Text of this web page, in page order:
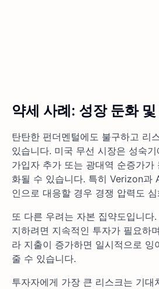
약세 사례: 성장 둔화 및
탄탄한 펀더멘털에도 불구하고 리
있습니다. 미국 무선 시장은 성숙
가입자 추가 또는 광대역 순증가가
화될 수 있습니다. 특히 Verizon과
인으로 대응할 경우 경쟁 압력도
또 다른 우려는 자본 집약도입니다
지하려면 지속적인 투자가 필요하
라 지출이 증가하면 일시적으로 잉
줄 수 있습니다.
투자자에게 가장 큰 리스크는 기대